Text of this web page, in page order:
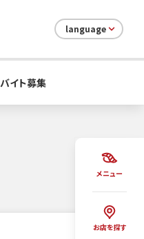
メニュー
お店を探す
language
イト募集